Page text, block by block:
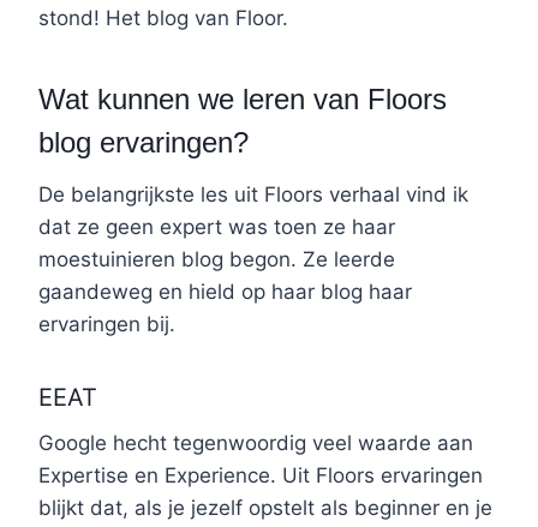
stond! Het blog van Floor.
Wat kunnen we leren van Floors
blog ervaringen?
De belangrijkste les uit Floors verhaal vind ik
dat ze geen expert was toen ze haar
moestuinieren blog begon. Ze leerde
gaandeweg en hield op haar blog haar
ervaringen bij.
EEAT
Google hecht tegenwoordig veel waarde aan
Expertise en Experience. Uit Floors ervaringen
blijkt dat, als je jezelf opstelt als beginner en je